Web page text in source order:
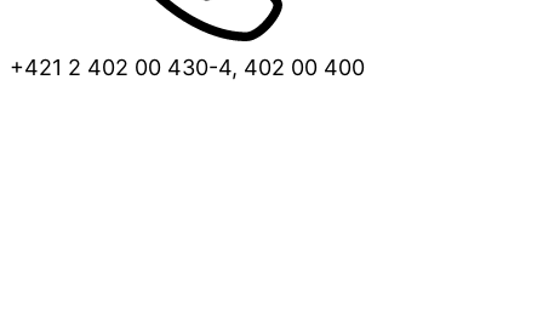
+421 2 402 00 430-4, 402 00 400